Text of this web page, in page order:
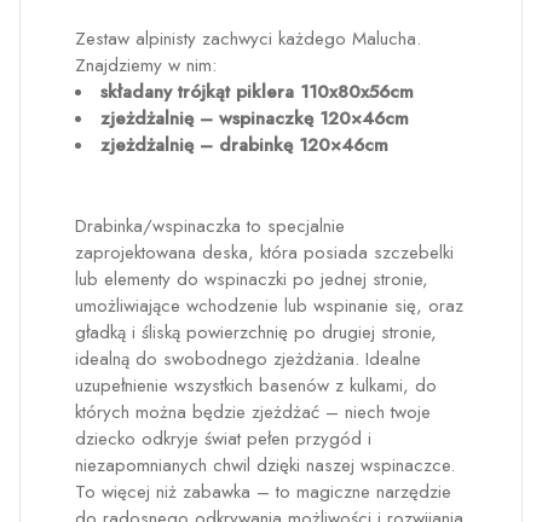
Zestaw alpinisty zachwyci każdego Malucha.
Znajdziemy w nim:
składany trójkąt piklera 110x80x56cm
zjeżdżalnię – wspinaczkę 120×46cm
zjeżdżalnię – drabinkę 120×46cm
Drabinka/wspinaczka to specjalnie
zaprojektowana deska, która posiada szczebelki
lub elementy do wspinaczki po jednej stronie,
umożliwiające wchodzenie lub wspinanie się, oraz
gładką i śliską powierzchnię po drugiej stronie,
idealną do swobodnego zjeżdżania. Idealne
uzupełnienie wszystkich basenów z kulkami, do
których można będzie zjeżdżać – niech twoje
dziecko odkryje świat pełen przygód i
niezapomnianych chwil dzięki naszej wspinaczce.
To więcej niż zabawka – to magiczne narzędzie